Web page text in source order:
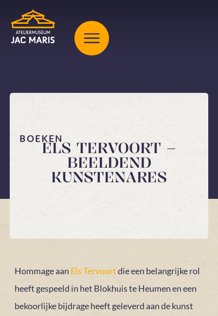
BOEKENELS TERVOORT –
BEELDEND
KUNSTENARES
Hommage aan Els Tervoortdie een belangrijke rol
heeft gespeeld in het Blokhuis te Heumen en een
bekoorlijke bijdrage heeft geleverd aan de kunst